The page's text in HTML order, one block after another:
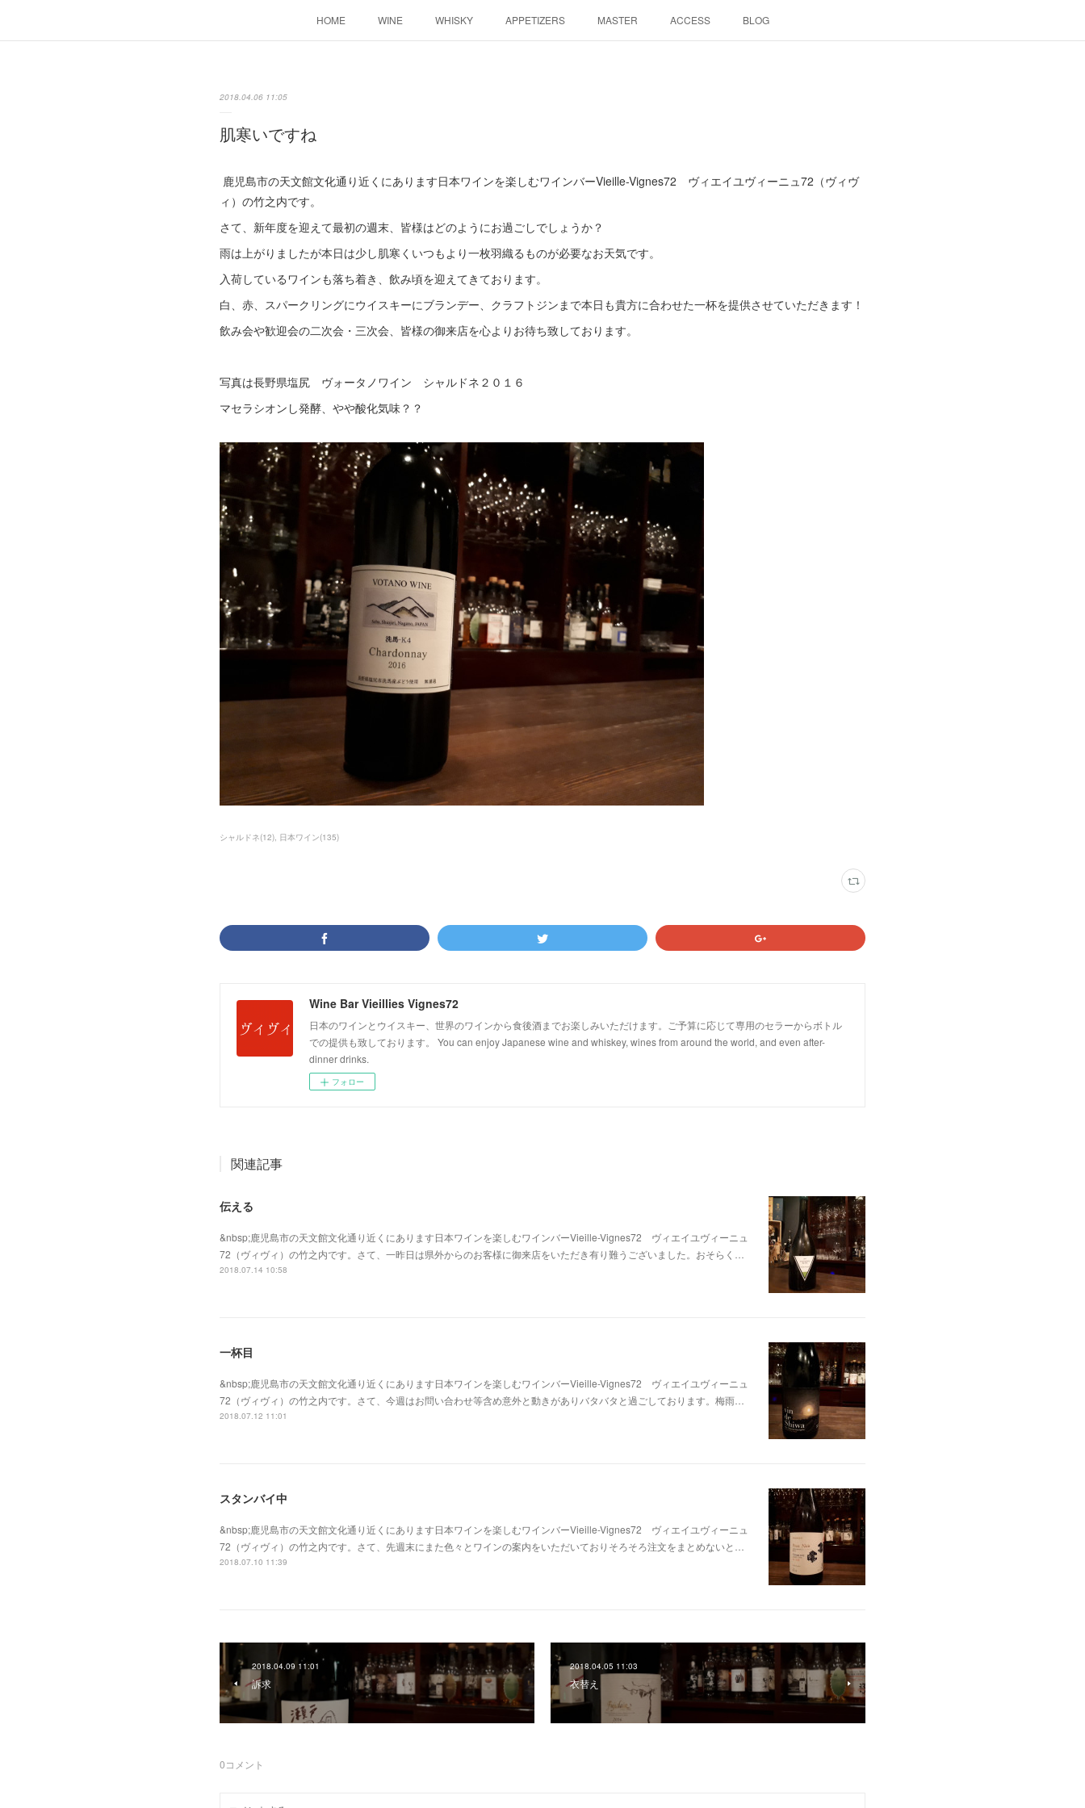
HOME WINE WHISKY APPETIZERS MASTER ACCESS BLOG
2018.04.06 11:05
肌寒いですね
鹿児島市の天文館文化通り近くにあります日本ワインを楽しむワインバーVieille-Vignes72 ヴィエイユヴィーニュ72（ヴィヴ
ィ）の竹之内です。
さて、新年度を迎えて最初の週末、皆様はどのようにお過ごしでしょうか？
雨は上がりましたが本日は少し肌寒くいつもより一枚羽織るものが必要なお天気です。
入荷しているワインも落ち着き、飲み頃を迎えてきております。
白、赤、スパークリングにウイスキーにブランデー、クラフトジンまで本日も貴方に合わせた一杯を提供させていただきます！
飲み会や歓迎会の二次会・三次会、皆様の御来店を心よりお待ち致しております。
写真は長野県塩尻 ヴォータノワイン シャルドネ２０１６
マセラシオンし発酵、やや酸化気味？？
シャルドネ(12) 日本ワイン(135)
Wine Bar Vieillies Vignes72
日本のワインとウイスキー、世界のワインから食後酒までお楽しみいただけます。ご予算に応じて専用のセラーからボトル
での提供も致しております。 You can enjoy Japanese wine and whiskey, wines from around the world, and even after-
dinner drinks.
フォロー
関連記事
伝える
&nbsp;鹿児島市の天文館文化通り近くにあります日本ワインを楽しむワインバーVieille-Vignes72 ヴィエイユヴィーニュ
72（ヴィヴィ）の竹之内です。さて、一昨日は県外からのお客様に御来店をいただき有り難うございました。おそらく…
2018.07.14 10:58
一杯目
&nbsp;鹿児島市の天文館文化通り近くにあります日本ワインを楽しむワインバーVieille-Vignes72 ヴィエイユヴィーニュ
72（ヴィヴィ）の竹之内です。さて、今週はお問い合わせ等含め意外と動きがありバタバタと過ごしております。梅雨…
2018.07.12 11:01
スタンバイ中
&nbsp;鹿児島市の天文館文化通り近くにあります日本ワインを楽しむワインバーVieille-Vignes72 ヴィエイユヴィーニュ
72（ヴィヴィ）の竹之内です。さて、先週末にまた色々とワインの案内をいただいておりそろそろ注文をまとめないと…
2018.07.10 11:39
2018.04.09 11:01
訴求
2018.04.05 11:03
衣替え
0コメント